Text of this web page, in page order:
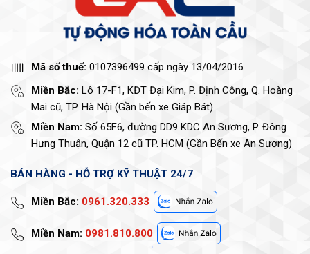
Mã số thuế: 0107396499 cấp ngày 13/04/2016
Miền Bắc: Lô 17-F1, KĐT Đại Kim, P. Định Công, Q. Hoàng
Mai cũ, TP. Hà Nội (Gần bến xe Giáp Bát)
Miền Nam: Số 65F6, đường DD9 KDC An Sương, P. Đông
Hưng Thuận, Quận 12 cũ TP. HCM (Gần Bến xe An Sương)
BÁN HÀNG - HỖ TRỢ KỸ THUẬT 24/7
Miền Bắc: 0961.320.333
Miền Nam: 0981.810.800